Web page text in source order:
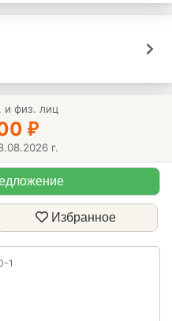
и физ. лиц
₽
г.
Избранное
1